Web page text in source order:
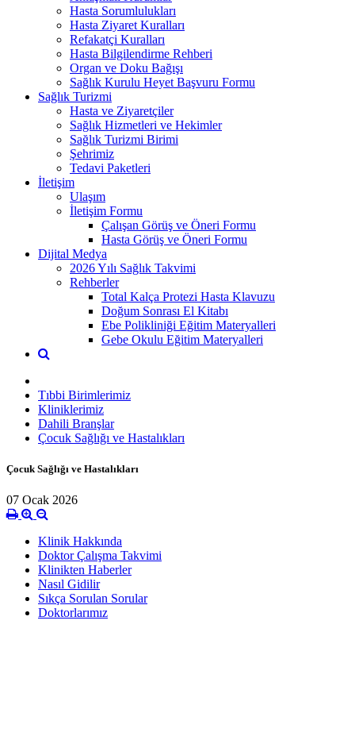
Hasta Sorumlulukları
Hasta Ziyaret Kuralları
Refakatçi Kuralları
Hasta Bilgilendirme Rehberi
Organ ve Doku Bağışı
Sağlık Kurulu Heyet Başvuru Formu
Sağlık Turizmi
Hasta ve Ziyaretçiler
Sağlık Hizmetleri ve Hekimler
Sağlık Turizmi Birimi
Şehrimiz
Tedavi Paketleri
İletişim
Ulaşım
İletişim Formu
Çalışan Görüş ve Öneri Formu
Hasta Görüş ve Öneri Formu
Dijital Medya
2026 Yılı Sağlık Takvimi
Rehberler
Total Kalça Protezi Hasta Klavuzu
Doğum Sonrası El Kitabı
Ebe Polikliniği Eğitim Materyalleri
Gebe Okulu Eğitim Materyalleri
Tıbbi Birimlerimiz
Kliniklerimiz
Dahili Branşlar
Çocuk Sağlığı ve Hastalıkları
Çocuk Sağlığı ve Hastalıkları
07 Ocak 2026
Klinik Hakkında
Doktor Çalışma Takvimi
Klinikten Haberler
Nasıl Gidilir
Sıkça Sorulan Sorular
Doktorlarımız